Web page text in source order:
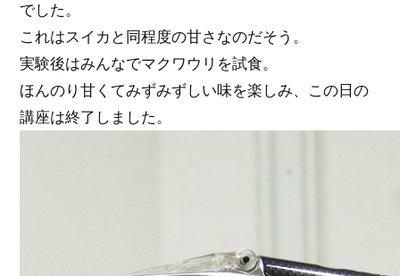
でした。
これはスイカと同程度の甘さなのだそう。
実験後はみんなでマクワウリを試食。
ほんのり甘くてみずみずしい味を楽しみ、この日の
講座は終了しました。